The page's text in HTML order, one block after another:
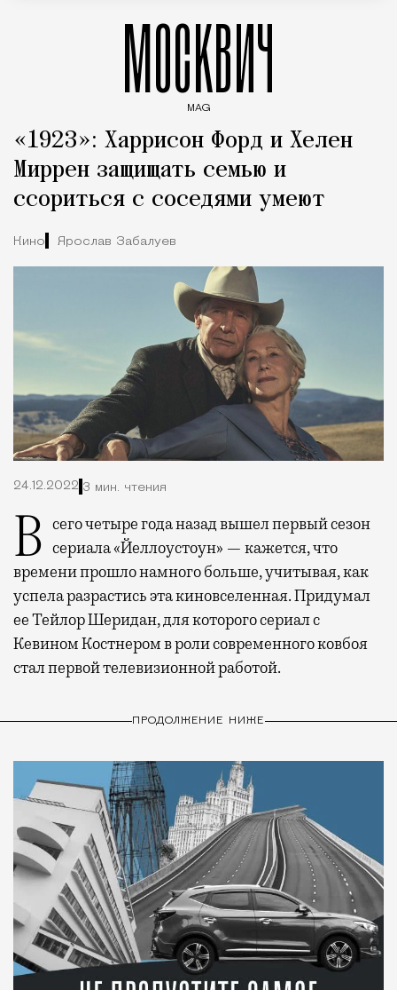
МОСКВИЧ
MAG
«1923»: Харрисон Форд и Хелен
Миррен защищать семью и
ссориться с соседями умеют
Кино Ярослав Забалуев
24.12.2022 3 мин. чтения
Всего четыре года назад вышел первый сезон сериала «Йеллоустоун» — кажется, что
времени прошло намного больше, учитывая, как
успела разрастись эта киновселенная. Придумал
ее Тейлор Шеридан, для которого сериал с
Кевином Костнером в роли современного ковбоя
стал первой телевизионной работой.
ПРОДОЛЖЕНИЕ НИЖЕ